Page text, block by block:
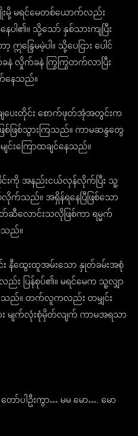
မို့ မရင်မေတစ်ယောက်လည်း
ပါ၏။ သို့သော် နှစ်သားကျပြီး
ေမမဲ့ပါ။ သို့ပေငြား ပေါင်
နဲ လှိုက်ခနဲ ကြွကြွတက်လာပြီး
နေသည်။
ေးတိုင်း စောက်ဖုတ်အုံအတွင်းက
ြစ်ဖြစ်သွားကြသည်။ ကာမဆန္ဒတွေ
င်းကြောထချင်နေသည်။
အနည်းငယ်လှန်လိုက်ပြီး သူ့
လိုက်သည်။ အရှိန်ရနေပြီဖြစ်သော
လောင်းသလိုဖြစ်ကာ ရမ္မက်
ည်။
နီထွေးထူအမ်းသော နှုတ်ခမ်းအစုံ
း ပြန်စုပ်၏။ မရင်မေက သူ့လျှာ
ည်။ တက်လူကလည်း တမျှင်း
း မျက်လုံးစုံမှိတ်လျက် ကာမအရသာ
ပါဦးကွာ… မမ မော…. မော